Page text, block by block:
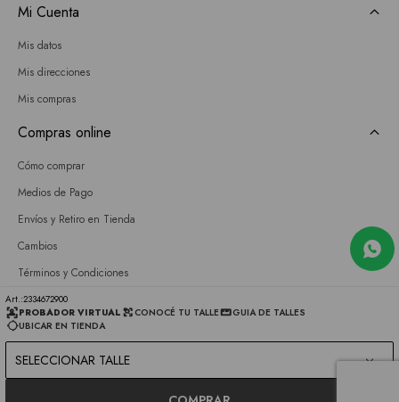
2334672900
PROBADOR VIRTUAL
CONOCÉ TU TALLE
GUIA DE TALLES
UBICAR EN TIENDA
SELECCIONAR TALLE
Mi Cuenta
Mis datos
Mis direcciones
Mis compras
Compras online
Cómo comprar
Medios de Pago
Envíos y Retiro en Tienda
Cambios
Términos y Condiciones
GIFT CARD
Empresa
Sobre nosotros